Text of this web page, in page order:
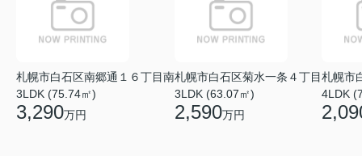
札幌市白石区南郷通１６丁目南
3LDK (75.74㎡)
3,290万円
札幌市白石区菊水一条４丁目
3LDK (63.07㎡)
2,590万円
札幌市
4LDK